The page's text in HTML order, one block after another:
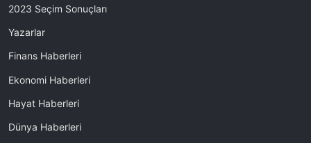
2023 Seçim Sonuçları
Yazarlar
Finans Haberleri
Ekonomi Haberleri
Hayat Haberleri
Dünya Haberleri